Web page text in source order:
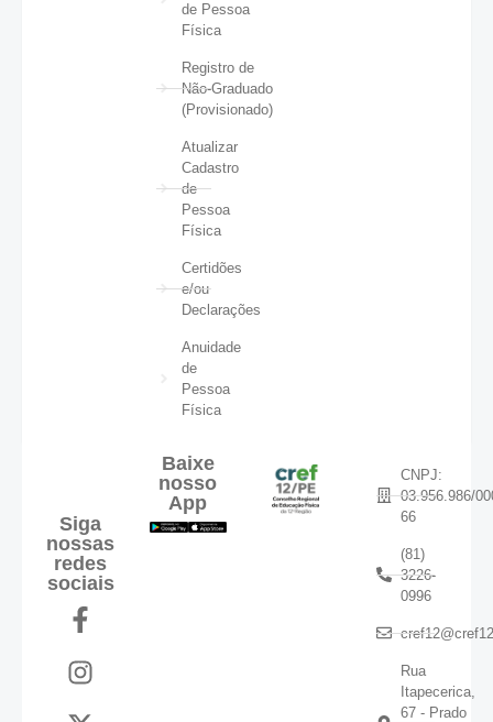
de Pessoa
Física
Registro de
Não-Graduado
(Provisionado)
Atualizar
Cadastro
de
Pessoa
Física
Certidões
e/ou
Declarações
Anuidade
de
Pessoa
Física
Siga
nossas
redes
sociais
Baixe
nosso
App
CNPJ:
03.956.986/
66
(81)
3226-
0996
Rua
Itapecerica,
67 - Prado